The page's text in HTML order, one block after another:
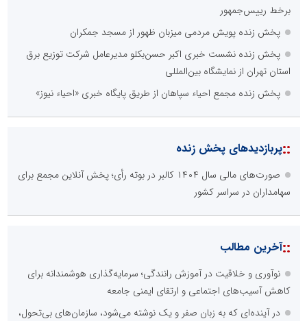
برخط رییس‌جمهور
پخش زنده پویش مردمی میزبان ظهور از مسجد جمکران
پخش زنده نشست خبری اکبر حسن‌بکلو مدیرعامل شرکت توزیع برق
استان تهران از نمایشگاه بین‌المللی
پخش زنده مجمع احیاء سپاهان از طریق پایگاه خبری «احیاء نیوز»
::پربازدیدهای پخش زنده
صورت‌های مالی سال ۱۴۰۴ کالبر در بوته رأی؛ پخش آنلاین مجمع برای
سهامداران در سراسر کشور
::آخرین مطالب
نوآوری و خلاقیت در آموزش رانندگی؛ سرمایه‌گذاری هوشمندانه برای
کاهش آسیب‌های اجتماعی و ارتقای ایمنی جامعه
در آینده‌ای که به زبان صفر و یک نوشته می‌شود، سازمان‌های بی‌تحول،